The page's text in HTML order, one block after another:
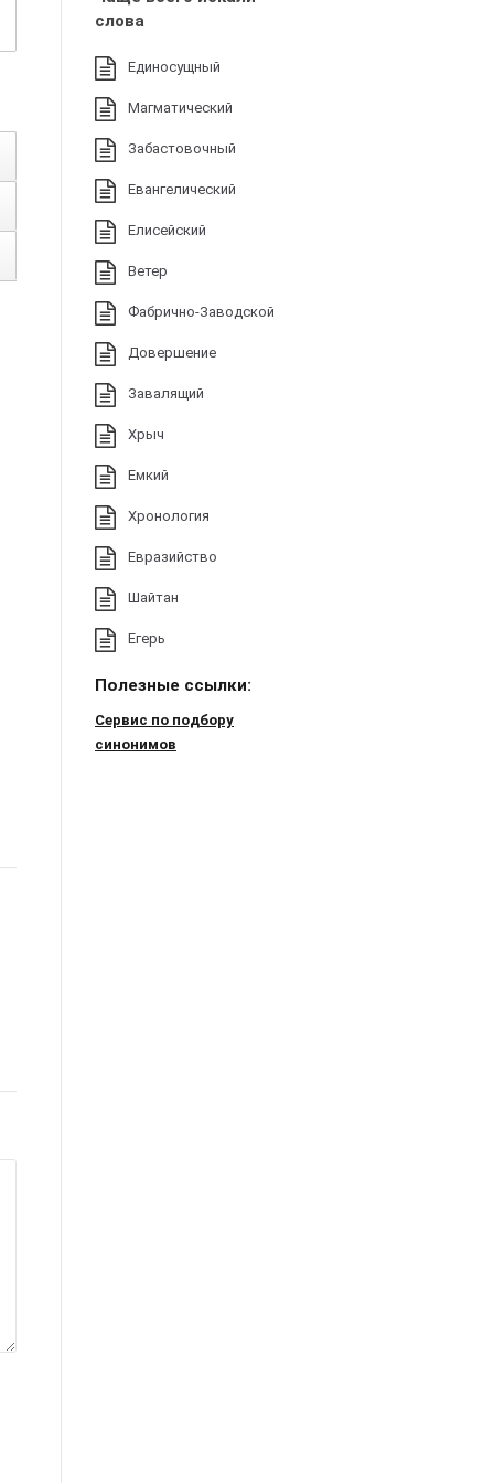
слова
Единосущный
Магматический
Забастовочный
Евангелический
Елисейский
Ветер
Фабрично-Заводской
Довершение
Завалящий
Хрыч
Емкий
Хронология
Евразийство
Шайтан
Егерь
Полезные ссылки:
Сервис по подбору
синонимов